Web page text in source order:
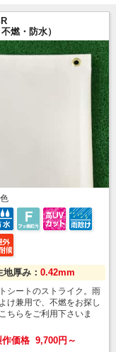
不燃・防水）
色
地厚み：0.42mm
シートのストライク。雨
け兼用で、不燃をお探し
ちらをご利用下さいま
作価格 9,700円～